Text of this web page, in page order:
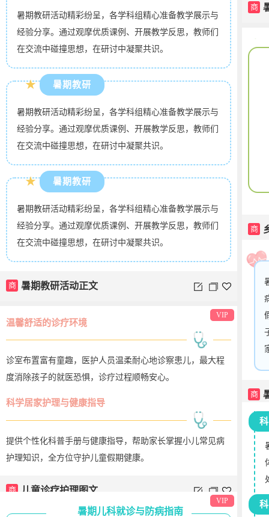
商
暑期教研活动精彩纷呈，各学科组精心准备教学展示与
经验分享。通过观摩优质课例、开展教学反思，教师们
在交流中碰撞思想，在研讨中凝聚共识。
★ 暑期教研
暑期教研活动精彩纷呈，各学科组精心准备教学展示与
经验分享。通过观摩优质课例、开展教学反思，教师们
在交流中碰撞思想，在研讨中凝聚共识。
★ 暑期教研
暑期教研活动精彩纷呈，各学科组精心准备教学展示与
经验分享。通过观摩优质课例、开展教学反思，教师们
在交流中碰撞思想，在研讨中凝聚共识。
商 暑期教研活动正文
商
温馨舒适的诊疗环境
诊室布置富有童趣，医护人员温柔耐心地诊察患儿，最大程
度消除孩子的就医恐惧，诊疗过程顺畅安心。
科学居家护理与健康指导
提供个性化科普手册与健康指导，帮助家长掌握小儿常见病
护理知识，全方位守护儿童假期健康。
商 儿童诊疗护理图文
VIP
暑期儿科就诊与防病指南
VIP